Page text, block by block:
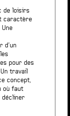
de loisirs
caractère
d’un
pour des
travail
concept,
où faut
décliner